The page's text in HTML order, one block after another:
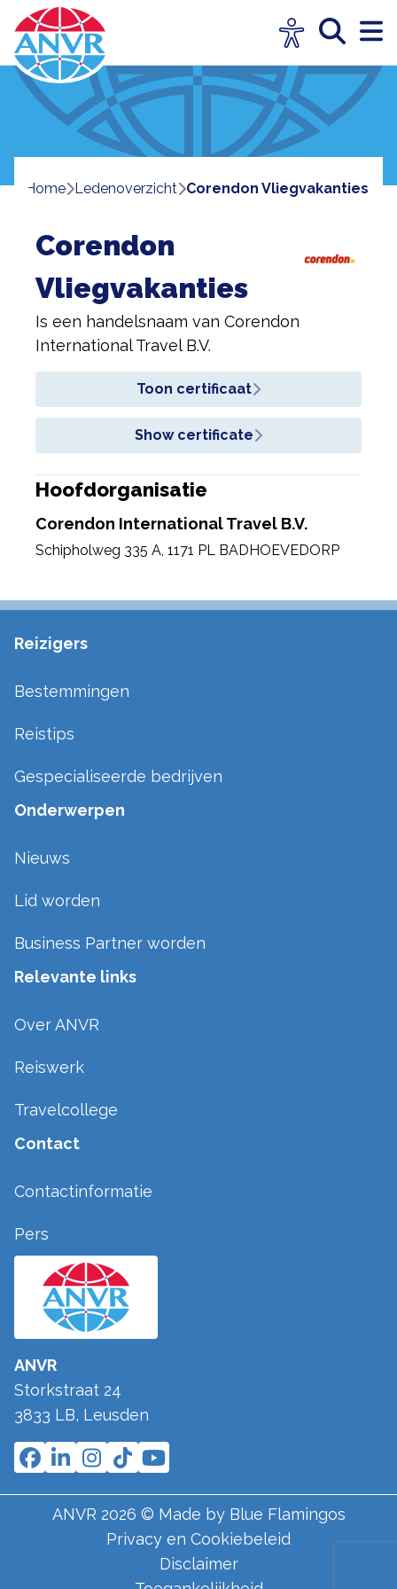
Home ledenoverzicht Corendon Vliegvakanties
Corendon
Vliegvakanties
Is een handelsnaam van Corendon
International Travel B.V.
Toon certificaat
Show certificate
Hoofdorganisatie
Corendon International Travel B.V.
Schipholweg 335 A, 1171 PL BADHOEVEDORP
ANVR
Storkstraat 24
3833 LB, Leusden
Reizigers
Bestemmingen
Reistips
Gespecialiseerde bedrijven
Onderwerpen
Nieuws
Lid worden
Business Partner worden
Relevante links
Over ANVR
Reiswerk
Travelcollege
Contact
Contactinformatie
Pers
ANVR 2026 © Made by Blue Flamingos
Privacy en Cookiebeleid
Disclaimer